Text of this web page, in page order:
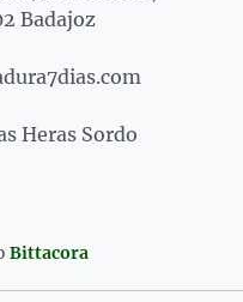
Badajoz
Heras Sordo
Bittacora